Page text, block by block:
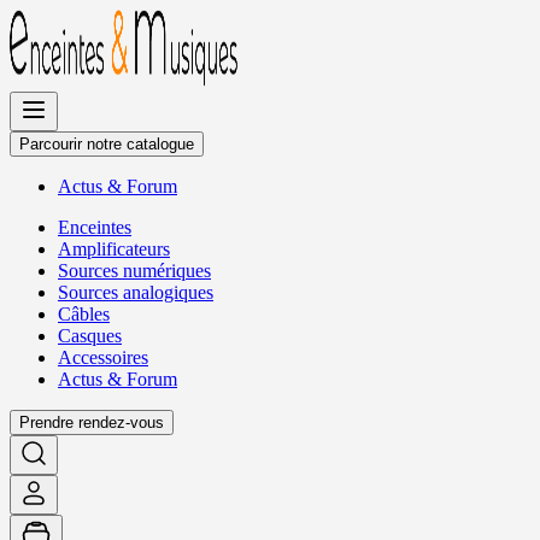
Allez
au
contenu
Parcourir notre catalogue
Actus & Forum
Enceintes
Amplificateurs
Sources numériques
Sources analogiques
Câbles
Casques
Accessoires
Actus & Forum
Prendre rendez-vous